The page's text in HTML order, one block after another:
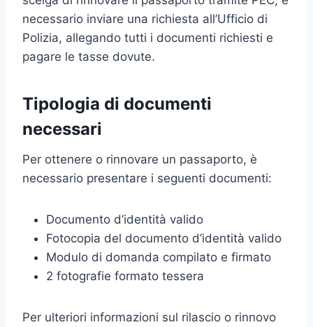
necessario inviare una richiesta all’Ufficio di
Polizia, allegando tutti i documenti richiesti e
pagare le tasse dovute.
Tipologia di documenti
necessari
Per ottenere o rinnovare un passaporto, è
necessario presentare i seguenti documenti:
Documento d’identità valido
Fotocopia del documento d’identità valido
Modulo di domanda compilato e firmato
2 fotografie formato tessera
Per ulteriori informazioni sul rilascio o rinnovo